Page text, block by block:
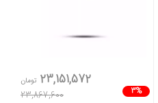
3%
23,151,572 تومان
23,867,600